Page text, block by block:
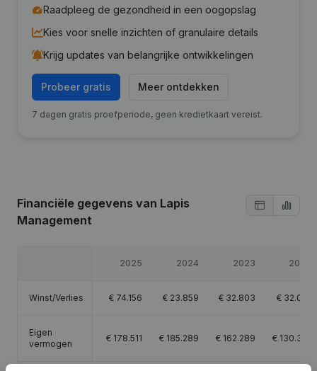
Raadpleeg de gezondheid in een oogopslag
Kies voor snelle inzichten of granulaire details
Krijg updates van belangrijke ontwikkelingen
Probeer gratis Meer ontdekken
7 dagen gratis proefperiode, geen kredietkaart vereist.
Financiële gegevens van Lapis
Management
2025 2024 2023 2022
Winst/Verlies € 74.156 € 23.859 € 32.803 € 32.019
Eigen
vermogen
€ 178.511 € 185.289 € 162.289 € 130.316